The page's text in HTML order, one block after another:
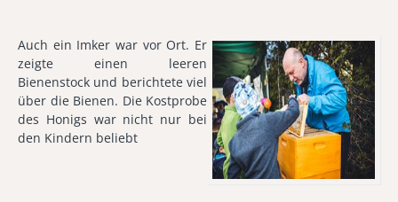
Auch ein Imker war vor Ort. Er
zeigte einen leeren
Bienenstock und berichtete viel
über die Bienen. Die Kostprobe
des Honigs war nicht nur bei
den Kindern beliebt